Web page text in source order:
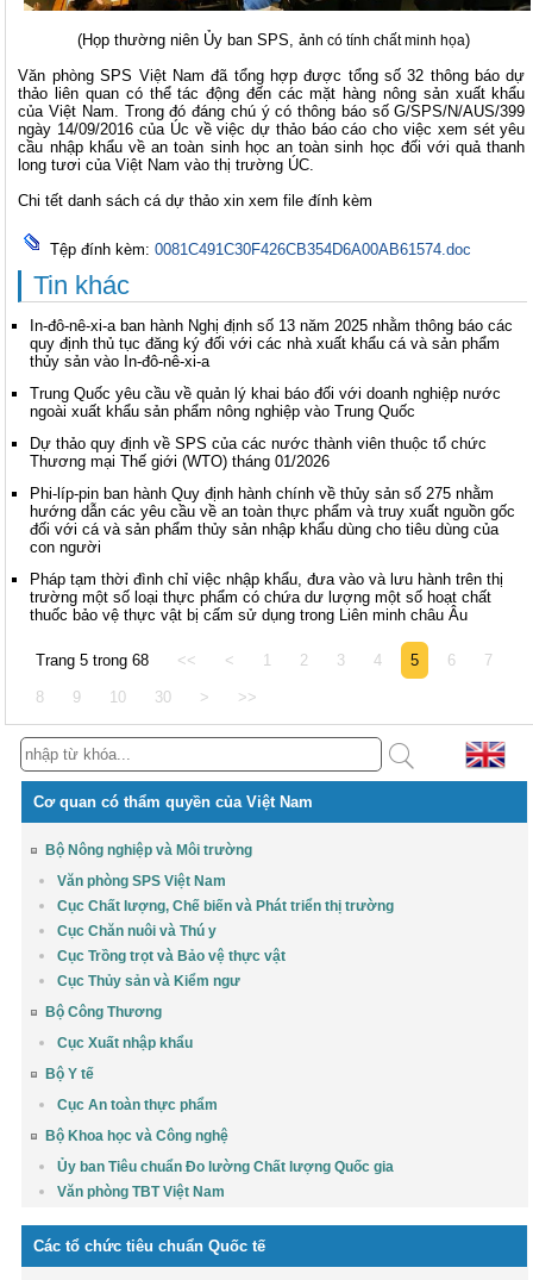
(Họp thường niên Ủy ban SPS, ảnh có tính chất minh họa)
Văn phòng SPS Việt Nam đã tổng hợp được tổng số 32 thông báo dự
thảo liên quan có thể tác động đến các mặt hàng nông sản xuất khẩu
của Việt Nam. Trong đó đáng chú ý có thông báo số G/SPS/N/AUS/399
ngày 14/09/2016 của Úc về việc dự thảo báo cáo cho việc xem sét yêu
cầu nhập khẩu về an toàn sinh học an toàn sinh học đối với quả thanh
long tươi của Việt Nam vào thị trường ÚC.
Chi tết danh sách cá dự thảo xin xem file đính kèm
Tệp đính kèm: 0081C491C30F426CB354D6A00AB61574.doc
Tin khác
In-đô-nê-xi-a ban hành Nghị định số 13 năm 2025 nhằm thông báo các
quy định thủ tục đăng ký đối với các nhà xuất khẩu cá và sản phẩm
thủy sản vào In-đô-nê-xi-a
Trung Quốc yêu cầu về quản lý khai báo đối với doanh nghiệp nước
ngoài xuất khẩu sản phẩm nông nghiệp vào Trung Quốc
Dự thảo quy định về SPS của các nước thành viên thuộc tổ chức
Thương mại Thế giới (WTO) tháng 01/2026
Phi-líp-pin ban hành Quy định hành chính về thủy sản số 275 nhằm
hướng dẫn các yêu cầu về an toàn thực phẩm và truy xuất nguồn gốc
đối với cá và sản phẩm thủy sản nhập khẩu dùng cho tiêu dùng của
con người
Pháp tạm thời đình chỉ việc nhập khẩu, đưa vào và lưu hành trên thị
trường một số loại thực phẩm có chứa dư lượng một số hoạt chất
thuốc bảo vệ thực vật bị cấm sử dụng trong Liên minh châu Âu
Trang 5 trong 68 << < 1 2 3 4 5 6 7
8 9 10 30 > >>
Cơ quan có thẩm quyền của Việt Nam
Bộ Nông nghiệp và Môi trường
Văn phòng SPS Việt Nam
Cục Chất lượng, Chế biến và Phát triển thị trường
Cục Chăn nuôi và Thú y
Cục Trồng trọt và Bảo vệ thực vật
Cục Thủy sản và Kiểm ngư
Bộ Công Thương
Cục Xuất nhập khẩu
Bộ Y tế
Cục An toàn thực phẩm
Bộ Khoa học và Công nghệ
Ủy ban Tiêu chuẩn Đo lường Chất lượng Quốc gia
Văn phòng TBT Việt Nam
Các tổ chức tiêu chuẩn Quốc tế